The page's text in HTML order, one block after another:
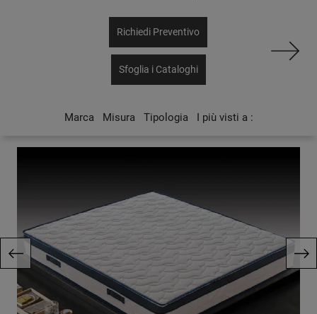
Richiedi Preventivo
Sfoglia i Cataloghi
Marca Misura Tipologia I più visti a :